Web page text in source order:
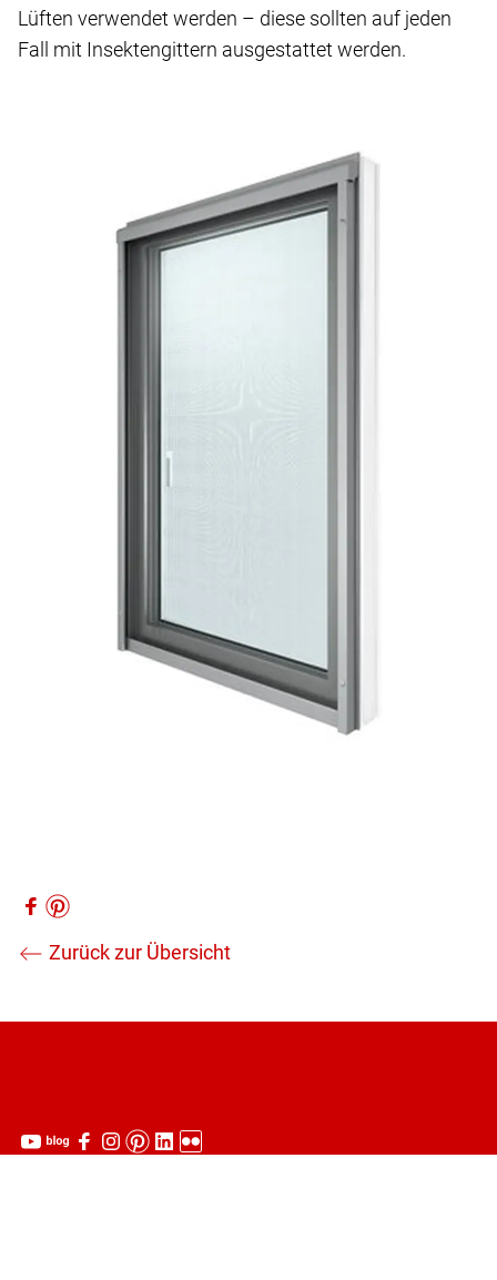
Lüften verwendet werden – diese sollten auf jeden
Fall mit Insektengittern ausgestattet werden.